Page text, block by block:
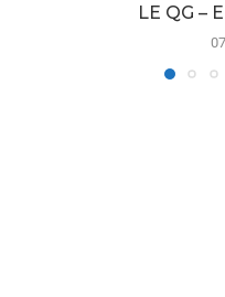
LE QG –